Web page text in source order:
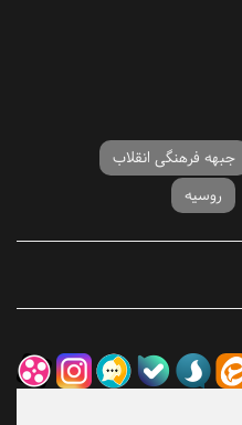
جبهه فرهنگی انقلاب
روسیه